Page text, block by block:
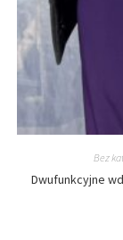
Bez
Dwufunkcyjne